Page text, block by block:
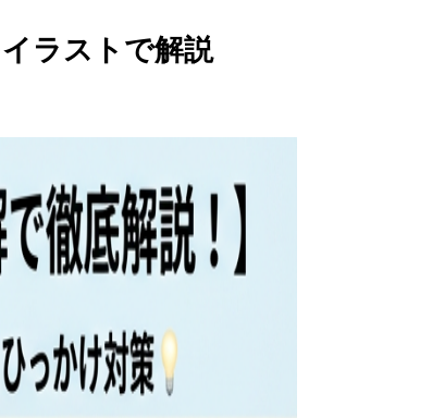
ラストで解説